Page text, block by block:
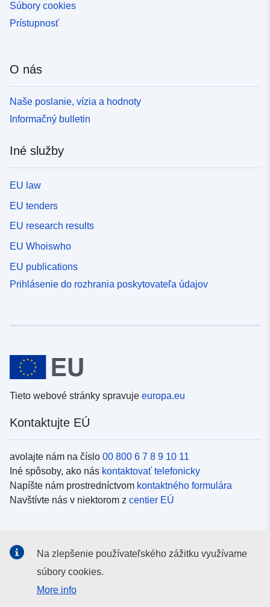
Súbory cookies
Prístupnosť
O nás
Naše poslanie, vízia a hodnoty
Informačný bulletin
Iné služby
EU law
EU tenders
EU research results
EU Whoiswho
EU publications
Prihlásenie do rozhrania poskytovateľa údajov
Tieto webové stránky spravuje europa.eu
Kontaktujte EÚ
avolajte nám na číslo 00 800 6 7 8 9 10 11
Iné spôsoby, ako nás kontaktovať telefonicky
Napíšte nám prostredníctvom kontaktného formulára
Navštívte nás v niektorom z centier EÚ
Kanály EÚ nasociálnych médiách
Na zlepšenie používateľského zážitku využívame
súbory cookies.
More info